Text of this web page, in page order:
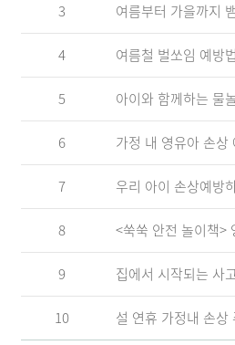
3 여름부터 가을까지
4 여름철 벌쏘임 예방
5 아이와 함께하는 물
6 가정 내 영유아 손상
7 우리 아이 손상예방
8 <쑥쑥 안전 놀이책>
9 집에서 시작되는 사
10 설 연휴 가정내 손상